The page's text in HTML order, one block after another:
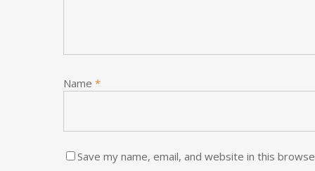
Name *
Save my name, email, and website in this